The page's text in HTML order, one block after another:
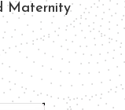
Maternity